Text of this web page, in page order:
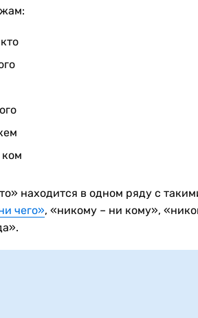
находится в одном ряду с
чего», «никому – ни кому»,